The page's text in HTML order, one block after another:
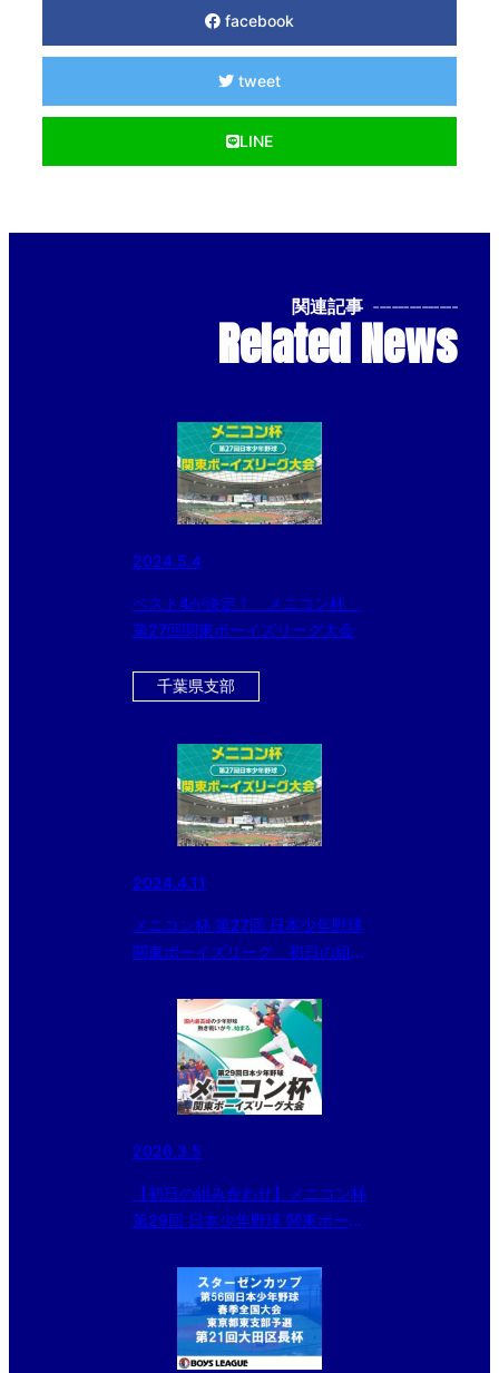
facebook
tweet
LINE
関連記事 --------------
Related News
2024.5.4
ベスト4が決定！ メニコン杯
第27回関東ボーイズリーグ大会
千葉県支部
2024.4.11
メニコン杯 第27回 日本少年野球
関東ボーイズリーグ 初日の組み
2026.3.5
【初日の組み合わせ】メニコン杯
第29回 日本少年野球 関東ボーイ